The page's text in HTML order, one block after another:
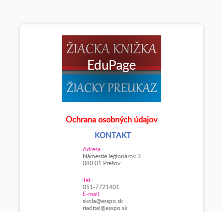
Ochrana osobných údajov
KONTAKT
Adresa:
Námestie legionárov 3
080 01 Prešov
Tel.:
051-7721401
E-mail:
skola@esspo.sk
riaditel@esspo.sk